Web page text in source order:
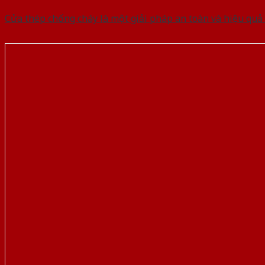
Cửa thép chống cháy là một giải pháp an toàn và hiệu quả